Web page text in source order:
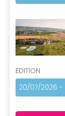
EDITION
20/07/2026